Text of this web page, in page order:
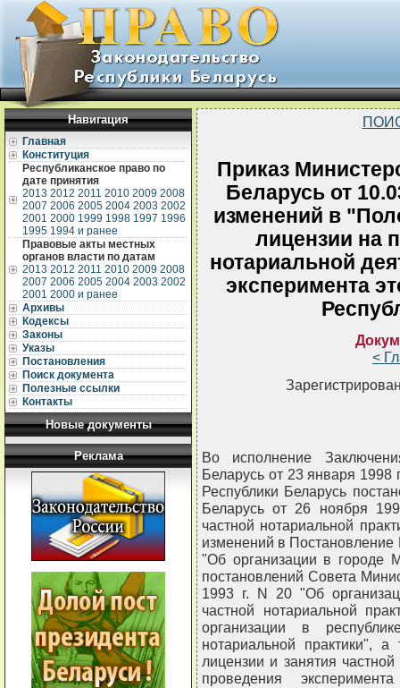
Навигация
Главная
Конституция
Республиканское право по
дате принятия
2013 2012 2011 2010 2009 2008
2007 2006 2005 2004 2003 2002
2001 2000 1999 1998 1997 1996
1995 1994 и ранее
Правовые акты местных
органов власти по датам
2013 2012 2011 2010 2009 2008
2007 2006 2005 2004 2003 2002
2001 2000 и ранее
Архивы
Кодексы
Законы
Указы
Постановления
Поиск документа
Полезные ссылки
Контакты
Новые документы
Реклама
Приказ
Беларусь от
изменений в
лицензии на
нотариальной
эксперимента
<
Во исполнение
Беларусь от 23 января 1998
Республики Беларусь
Беларусь от 26 ноября
частной нотариальной
изменений в Постановление
"Об организации в городе
постановлений Совета
1993 г. N 20 "Об
частной нотариальной
организации в
нотариальной практики",
лицензии и занятия
проведения